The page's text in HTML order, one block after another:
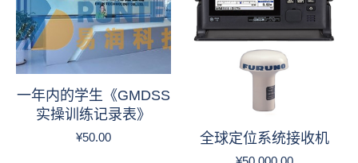
一年内的学生《GMDSS
实操训练记录表》
¥50.00 全球定位系统接收机